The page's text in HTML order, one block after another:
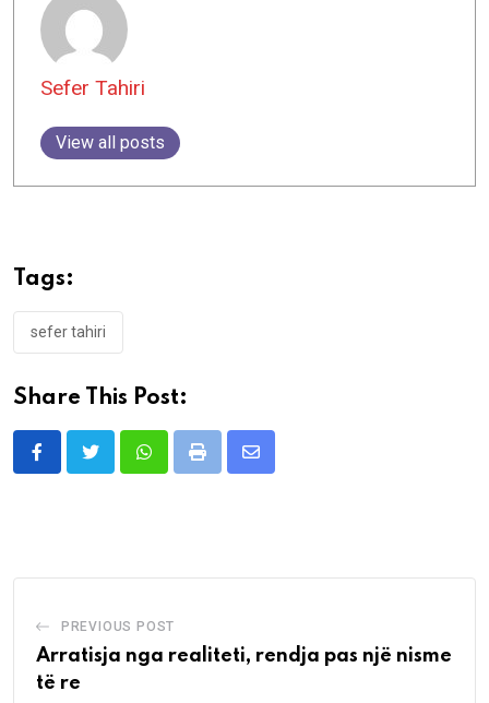
Sefer Tahiri
View all posts
Tags:
sefer tahiri
Share This Post:
WhatsappPrint
Share
PREVIOUS POST
Arratisja nga realiteti, rendja pas një nisme
të re